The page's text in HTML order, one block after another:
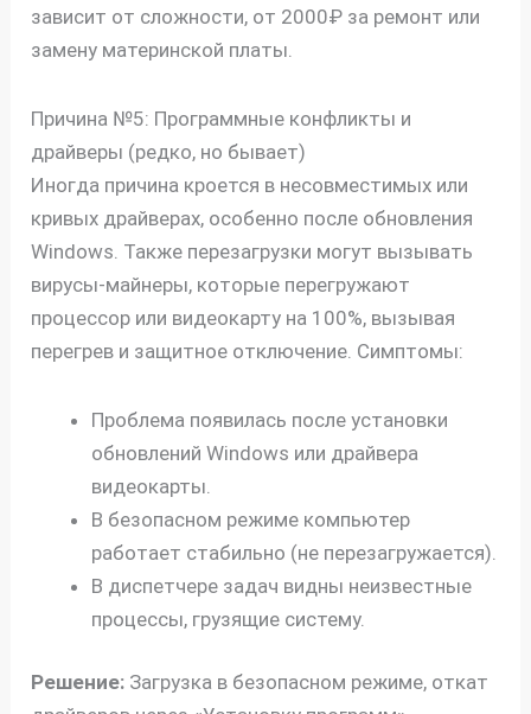
зависит от сложности, от 2000₽ за ремонт или
замену материнской платы.
Причина №5: Программные конфликты и
драйверы (редко, но бывает)
Иногда причина кроется в несовместимых или
кривых драйверах, особенно после обновления
Windows. Также перезагрузки могут вызывать
вирусы-майнеры, которые перегружают
процессор или видеокарту на 100%, вызывая
перегрев и защитное отключение. Симптомы:
Проблема появилась после установки
обновлений Windows или драйвера
видеокарты.
В безопасном режиме компьютер
работает стабильно (не перезагружается).
В диспетчере задач видны неизвестные
процессы, грузящие систему.
Решение: Загрузка в безопасном режиме, откат